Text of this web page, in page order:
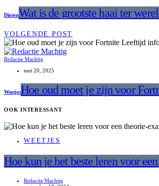
DierenWat is de grootste haai ter
VOLGENDE POST
Redactie Machtig
mei 20, 2025
WeetjesHoe oud moet je zijn voor
OOK INTERESSANT
WEETJES
Hoe kun je het beste leren voor
Redactie Machtig